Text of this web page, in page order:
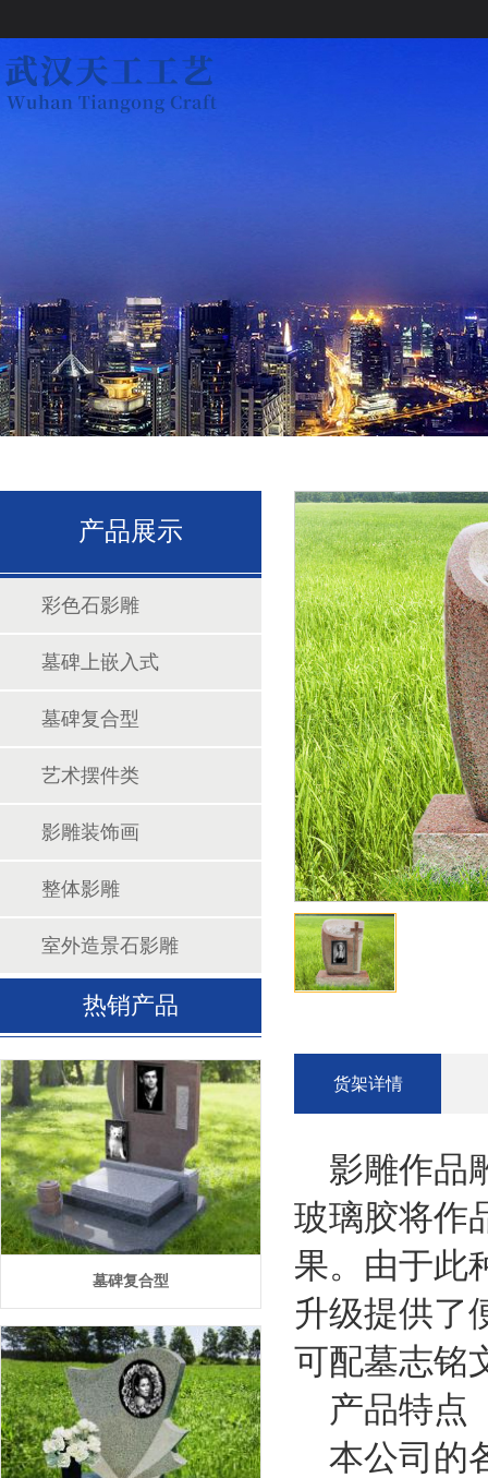
产品展示
彩色石影雕
墓碑上嵌入式
墓碑复合型
艺术摆件类
影雕装饰画
整体影雕
室外造景石影雕
热销产品
墓碑复合型
1
货架详情
影雕作品
玻璃胶将作
果。由于此
升级提供了
可配墓志铭
产品特点
本公司的